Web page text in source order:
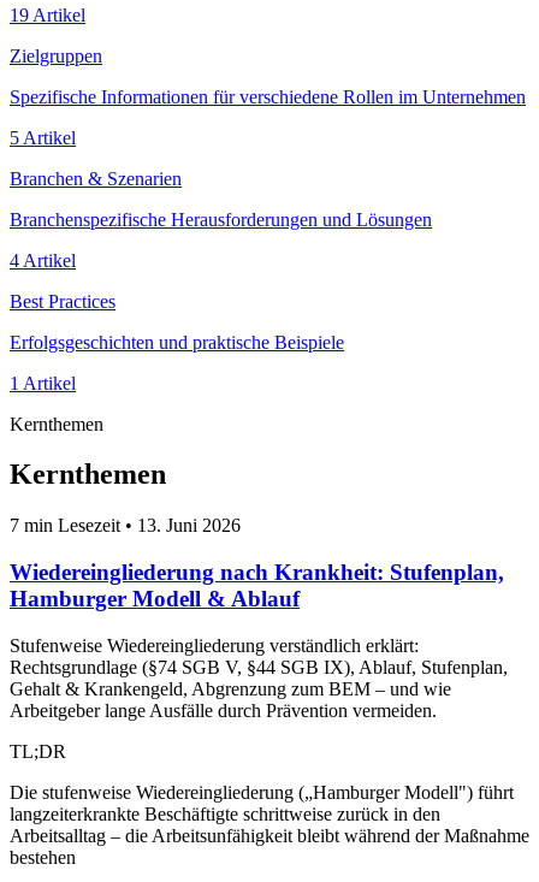
19 Artikel
Zielgruppen
Spezifische Informationen für verschiedene Rollen im Unternehmen
5 Artikel
Branchen & Szenarien
Branchenspezifische Herausforderungen und Lösungen
4 Artikel
Best Practices
Erfolgsgeschichten und praktische Beispiele
1 Artikel
Kernthemen
Kernthemen
7 min Lesezeit • 13. Juni 2026
Wiedereingliederung nach Krankheit: Stufenplan,
Hamburger Modell & Ablauf
Stufenweise Wiedereingliederung verständlich erklärt:
Rechtsgrundlage (§74 SGB V, §44 SGB IX), Ablauf, Stufenplan,
Gehalt & Krankengeld, Abgrenzung zum BEM – und wie
Arbeitgeber lange Ausfälle durch Prävention vermeiden.
TL;DR
Die stufenweise Wiedereingliederung („Hamburger Modell") führt
langzeiterkrankte Beschäftigte schrittweise zurück in den
Arbeitsalltag – die Arbeitsunfähigkeit bleibt während der Maßnahme
bestehen